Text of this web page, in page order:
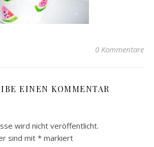
0 Kommentare
EINEN KOMMENTAR
wird nicht veröffentlicht.
sind mit * markiert